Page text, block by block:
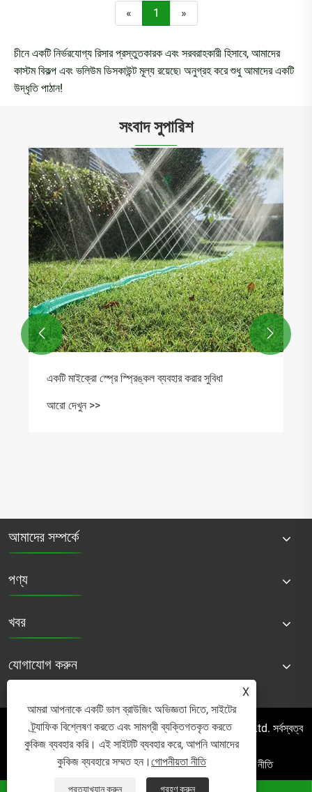
« 1 »
চীনে একটি নির্ভরযোগ্য রিসার প্রস্তুতকারক এবং সরবরাহকারী হিসাবে, আমাদের
কাস্টম বিকল্প এবং ভলিউম ডিসকাউন্ট মূল্য রয়েছে৷ অনুগ্রহ করে শুধু আমাদের একটি
উদ্ধৃতি পাঠান!
সংবাদ সুপারিশ
একটি মাইক্রো স্প্রে স্প্রিঙ্কল ব্যবহার করার সুবিধা
আরো দেখুন >>
 
আমাদের সম্পর্কে
পণ্য
খবর
যোগাযোগ করুন
কপিরাইট © 2025 Micro Mist Irrigation Products Co., Ltd. সর্বস্বত্ব
সংরক্ষিত৷
Links
Sitemap RSS XML গোপনীয়তা নীতি
X
আমরা আপনাকে একটি ভাল ব্রাউজিং অভিজ্ঞতা দিতে, সাইটের
ট্র্যাফিক বিশ্লেষণ করতে এবং সামগ্রী ব্যক্তিগতকৃত করতে
কুকিজ ব্যবহার করি। এই সাইটটি ব্যবহার করে, আপনি আমাদের
কুকিজ ব্যবহারে সম্মত হন।গোপনীয়তা নীতি
প্রত্যাখ্যান করুন গ্রহণ করুন